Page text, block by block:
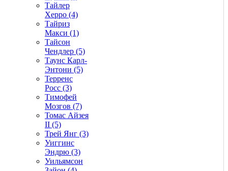
Тайлер
Херро (4)
Тайриз
Макси (1)
Тайсон
Чендлер (5)
Таунс Карл-
Энтони (5)
Терренс
Росс (3)
Тимофей
Мозгов (7)
Томас Айзея
II (5)
Трей Янг (3)
Уиггинс
Эндрю (3)
Уильямсон